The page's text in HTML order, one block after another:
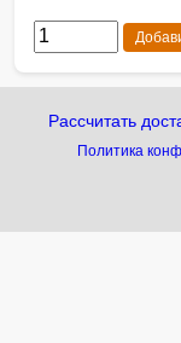
Рассчитать
Политика